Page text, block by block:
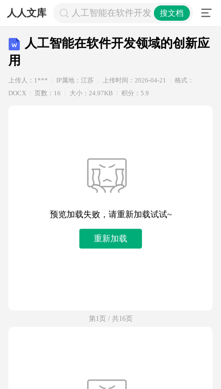
人人文库 人工智能在软件开发领域的创新应用
搜文档
人工智能在软件开发领域的创新应
用
上传人：1*** IP属地：江苏 上传时间：2026-04-21
格式：
DOCX
页数：16 大小：24.97KB 积分：5.9
预览加载失败，请重新加载试试~
重新加载
第1页 / 共16页